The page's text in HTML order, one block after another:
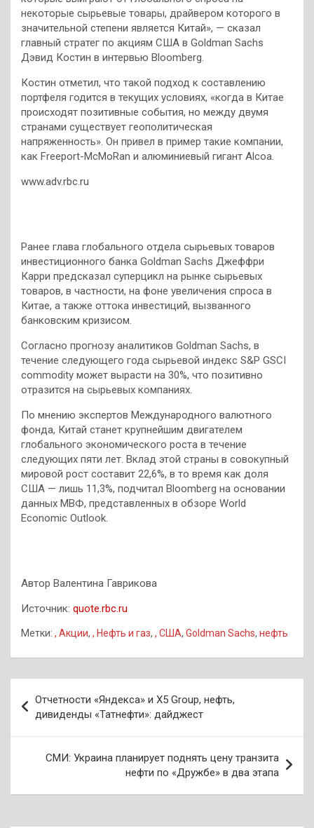
некоторые сырьевые товары, драйвером которого в
значительной степени является Китай», — сказал
главный стратег по акциям США в Goldman Sachs
Дэвид Костин в интервью Bloomberg.
Костин отметил, что такой подход к составлению
портфеля годится в текущих условиях, «когда в Китае
происходят позитивные события, но между двумя
странами существует геополитическая
напряженность». Он привел в пример такие компании,
как Freeport-McMoRan и алюминиевый гигант Alcoa.
www.adv.rbc.ru
Ранее глава глобального отдела сырьевых товаров
инвестиционного банка Goldman Sachs Джеффри
Карри предсказал суперцикл на рынке сырьевых
товаров, в частности, на фоне увеличения спроса в
Китае, а также оттока инвестиций, вызванного
банковским кризисом.
Согласно прогнозу аналитиков Goldman Sachs, в
течение следующего года сырьевой индекс S&P GSCI
commodity может вырасти на 30%, что позитивно
отразится на сырьевых компаниях.
По мнению экспертов Международного валютного
фонда, Китай станет крупнейшим двигателем
глобального экономического роста в течение
следующих пяти лет. Вклад этой страны в совокупный
мировой рост составит 22,6%, в то время как доля
США — лишь 11,3%, подчитал Bloomberg на основании
данных МВФ, представленных в обзоре World
Economic Outlook.
Автор Валентина Гаврикова
Источник: quote.rbc.ru
Метки: , Акции, , Нефть и газ, , США, Goldman Sachs, нефть
по
записям
Отчетности «Яндекса» и X5 Group, нефть,
дивиденды «Татнефти»: дайджест
СМИ: Украина планирует поднять цену транзита
нефти по «Дружбе» в два этапа